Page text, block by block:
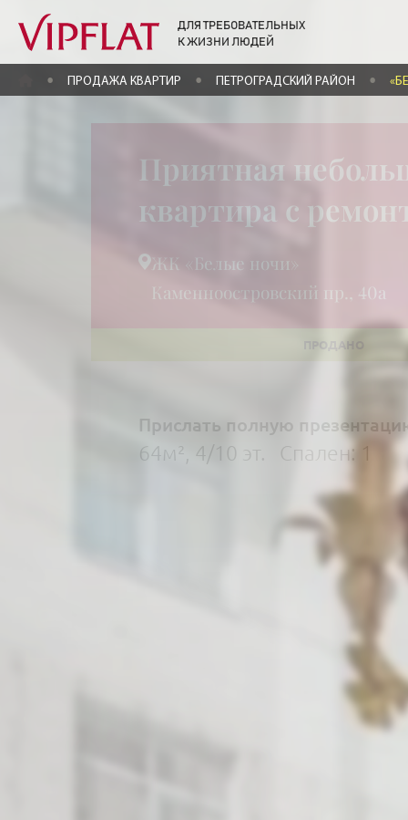
ДЛЯ ТРЕБОВАТЕЛЬНЫХ
К ЖИЗНИ ЛЮДЕЙ
ГЛАВНАЯПРОДАЖА КВАРТИР ПЕТРОГРАДСКИЙ РАЙОН
Приятная
квартира с
ЖК «Белые ночи»
Каменноостровский пр., 40а
Прислать полную